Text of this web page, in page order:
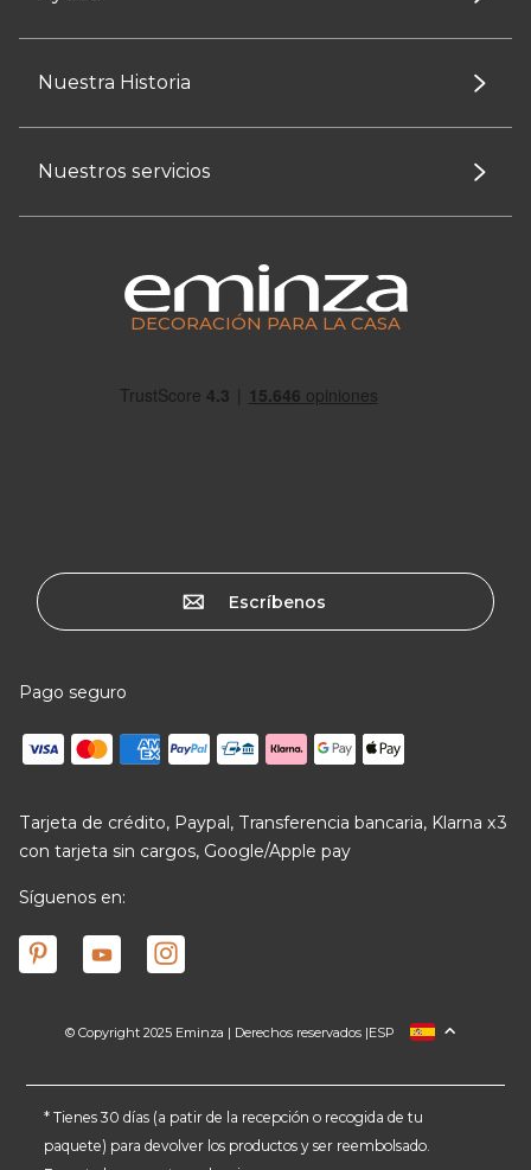
Nuestra Historia
Nuestros servicios
DECORACIÓN PARA LA CASA
Escríbenos
Pago seguro
Tarjeta de crédito, Paypal, Transferencia bancaria, Klarna x3
con tarjeta sin cargos, Google/Apple pay
Síguenos en:
© Copyright 2025 Eminza | Derechos reservados |
FRANCIA
ALEMANIA
PAÍSES BAJOS
ESP
* Tienes 30 días (a patir de la recepción o recogida de tu
paquete) para devolver los productos y ser reembolsado.